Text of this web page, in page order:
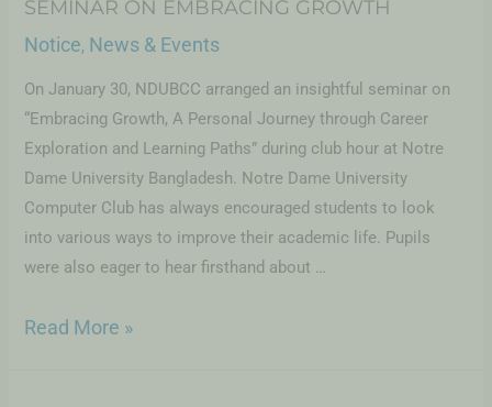
SEMINAR ON EMBRACING GROWTH
Notice, News & Events
On January 30, NDUBCC arranged an insightful seminar on
“Embracing Growth, A Personal Journey through Career
Exploration and Learning Paths” during club hour at Notre
Dame University Bangladesh. Notre Dame University
Computer Club has always encouraged students to look
into various ways to improve their academic life. Pupils
were also eager to hear firsthand about …
Read More »